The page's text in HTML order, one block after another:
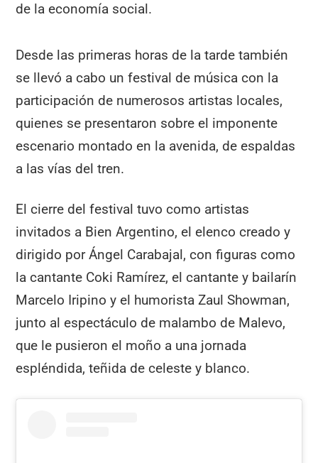
de la economía social.
Desde las primeras horas de la tarde también
se llevó a cabo un festival de música con la
participación de numerosos artistas locales,
quienes se presentaron sobre el imponente
escenario montado en la avenida, de espaldas
a las vías del tren.
El cierre del festival tuvo como artistas
invitados a Bien Argentino, el elenco creado y
dirigido por Ángel Carabajal, con figuras como
la cantante Coki Ramírez, el cantante y bailarín
Marcelo Iripino y el humorista Zaul Showman,
junto al espectáculo de malambo de Malevo,
que le pusieron el moño a una jornada
espléndida, teñida de celeste y blanco.